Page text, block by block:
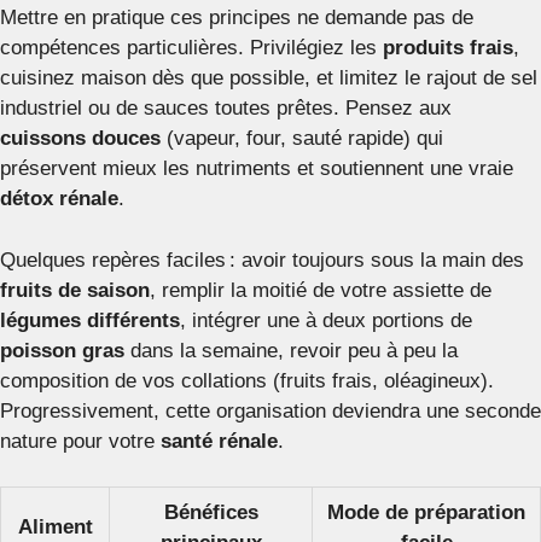
Mettre en pratique ces principes ne demande pas de
compétences particulières. Privilégiez les produits frais,
cuisinez maison dès que possible, et limitez le rajout de sel
industriel ou de sauces toutes prêtes. Pensez aux
cuissons douces (vapeur, four, sauté rapide) qui
préservent mieux les nutriments et soutiennent une vraie
détox rénale.
Quelques repères faciles : avoir toujours sous la main des
fruits de saison, remplir la moitié de votre assiette de
légumes différents, intégrer une à deux portions de
poisson gras dans la semaine, revoir peu à peu la
composition de vos collations (fruits frais, oléagineux).
Progressivement, cette organisation deviendra une seconde
nature pour votre santé rénale.
Aliment
Bénéfices
Mode de préparation